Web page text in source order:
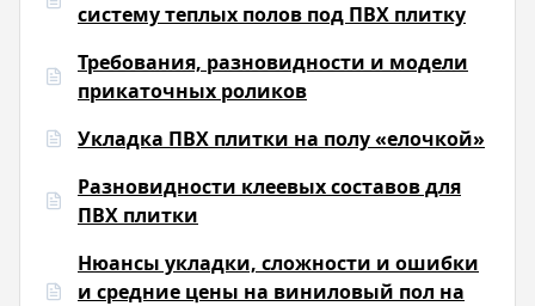
систему теплых полов под ПВХ плитку
Требования, разновидности и модели
прикаточных роликов
Укладка ПВХ плитки на полу «елочкой»
Разновидности клеевых составов для
ПВХ плитки
Нюансы укладки, сложности и ошибки
и средние цены на виниловый пол на